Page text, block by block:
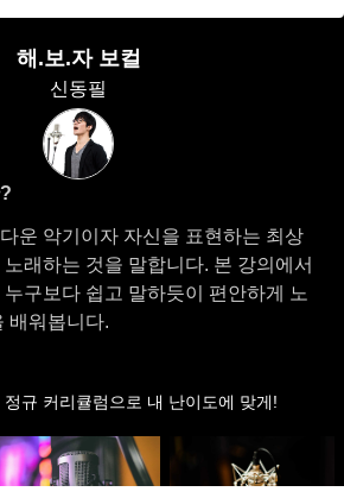
해.보.자 보컬
신동필
운 악기이자 자신을 표현하는 최상
래하는 것을 말합니다. 본 강의에서
구보다 쉽고 말하듯이 편안하게 노
배워봅니다.
정규 커리큘럼으로 내 난이도에 맞게!